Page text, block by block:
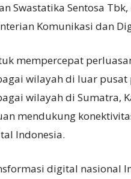
Swastatika Sentosa
Komunikasi dan
mempercepat
wilayah di luar pusat
wilayah di Sumatra,
mendukung
Indonesia.
digital nasional